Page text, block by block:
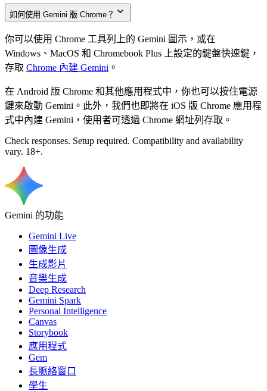
如何使用 Gemini 版 Chrome？
你可以使用 Chrome 工具列上的 Gemini 圖示，或在
Windows、MacOS 和 Chromebook Plus 上設定的鍵盤快速鍵，
存取 Chrome 內建 Gemini 。
在 Android 版 Chrome 和其他應用程式中，你也可以按住電源
鍵來啟動 Gemini。此外，我們也即將在 iOS 版 Chrome 應用程
式中內建 Gemini，使用者可透過 Chrome 網址列存取。
Check responses. Setup required. Compatibility and availability
vary. 18+.
Gemini 的功能
Gemini Live
圖像生成
生成影片
音樂生成
Deep Research
Gemini Spark
Personal Intelligence
Canvas
Storybook
應用程式
Gem
長脈絡窗口
學生